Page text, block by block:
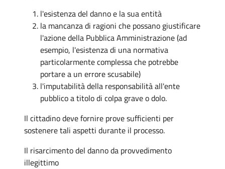
l'esistenza del danno e la sua entità
la mancanza di ragioni che possano giustificare
l'azione della Pubblica Amministrazione (ad
esempio, l'esistenza di una normativa
particolarmente complessa che potrebbe
portare a un errore scusabile)
l'imputabilità della responsabilità all'ente
pubblico a titolo di colpa grave o dolo.
Il cittadino deve fornire prove sufficienti per
sostenere tali aspetti durante il processo.
Il risarcimento del danno da provvedimento
illegittimo